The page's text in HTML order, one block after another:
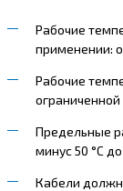
Рабочие
применении:
Рабочие
ограниченной
Предельные
минус 50 °С до
Кабели